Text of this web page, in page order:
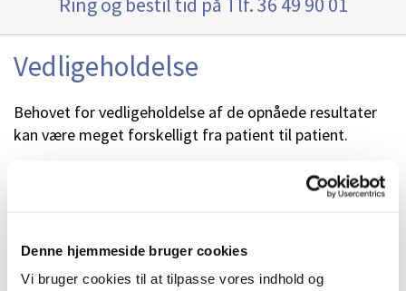
Denne hjemmeside bruger cookies
Vi bruger cookies til at tilpasse vores indhold og
Vedligeholdelse
Behovet for vedligeholdelse af de opnåede resultater
kan være meget forskelligt fra patient til patient.
Vi lever i et samfund med mange udfordringer. Dette
kan nemt betyde, at vore kroppe bliver udsat for
dårlige arbejdsstillinger, uhensigtsmæssige
belastninger i hjemmet og haven, osv..